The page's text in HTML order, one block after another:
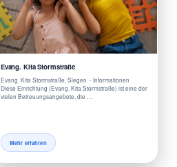
Evang. Kita Stormstraße
Evang. Kita Stormstraße, Siegen - Informationen
Diese Einrichtung (Evang. Kita Stormstraße) ist eine der
vielen Betreuungsangebote, die …
Mehr erfahren